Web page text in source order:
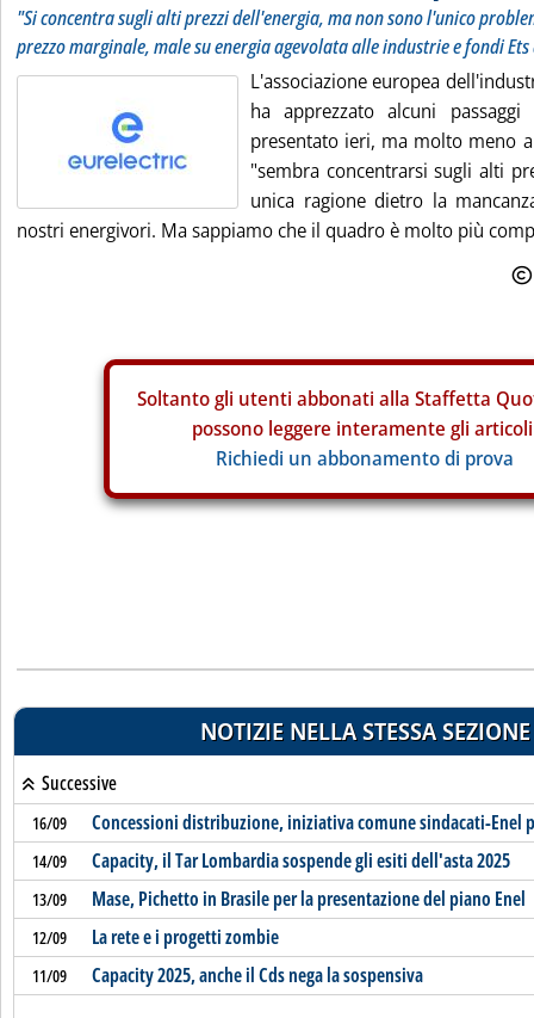
"Si concentra sugli alti prezzi dell'energia, ma non sono l'unico
prezzo marginale, male su energia agevolata alle industrie e fondi Ets
L'associazione europea
ha apprezzato alcuni
presentato ieri, ma molto meno
"sembra concentrarsi sugli alti
unica ragione dietro la
nostri energivori. Ma sappiamo che il quadro è molto più
Soltanto gli utenti abbonati alla Staffetta
possono leggere interamente gli
Richiedi un abbonamento di prova
NOTIZIE NELLA STESSA SEZIONE
Successive
16/09 Concessioni distribuzione, iniziativa comune sindacati-
14/09 Capacity, il Tar Lombardia sospende gli esiti dell'asta 2025
13/09 Mase, Pichetto in Brasile per la presentazione del piano Enel
12/09 La rete e i progetti zombie
11/09 Capacity 2025, anche il Cds nega la sospensiva